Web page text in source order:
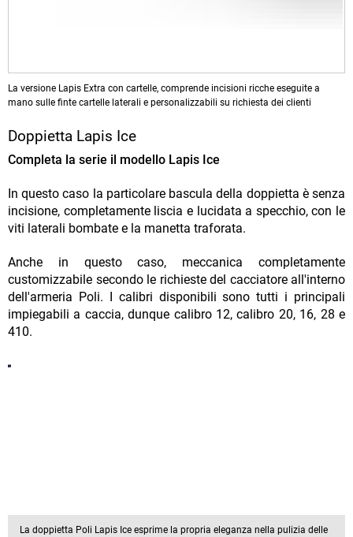
La versione Lapis Extra con cartelle, comprende incisioni ricche eseguite a
mano sulle finte cartelle laterali e personalizzabili su richiesta dei clienti
Doppietta Lapis Ice
Completa la serie il modello Lapis Ice
In questo caso la particolare bascula della doppietta è senza
incisione, completamente liscia e lucidata a specchio, con le
viti laterali bombate e la manetta traforata.
Anche in questo caso, meccanica completamente
customizzabile secondo le richieste del cacciatore all'interno
dell'armeria Poli. I calibri disponibili sono tutti i principali
impiegabili a caccia, dunque calibro 12, calibro 20, 16, 28 e
410.
La doppietta Poli Lapis Ice esprime la propria eleganza nella pulizia delle